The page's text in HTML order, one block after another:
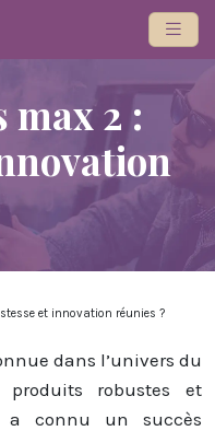
max 2 :
et innovation réunies ?
dans l’univers du
produits robustes et
a connu un succès